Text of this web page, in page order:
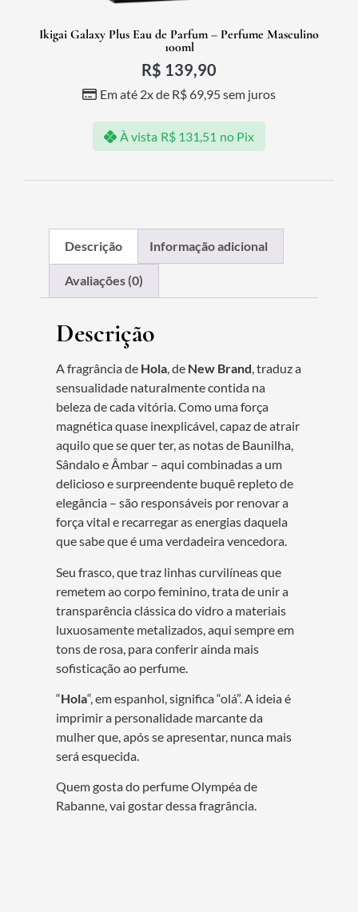
Ikigai Galaxy Plus Eau de Parfum – Perfume Masculino
100ml
R$ 139,90
Em até 2x de R$ 69,95sem juros
À vista R$ 131,51 no Pix
Descrição Informação adicional
Avaliações (0)
Descrição
A fragrância de Hola, de New Brand, traduz a
sensualidade naturalmente contida na
beleza de cada vitória. Como uma força
magnética quase inexplicável, capaz de atrair
aquilo que se quer ter, as notas de Baunilha,
Sândalo e Âmbar – aqui combinadas a um
delicioso e surpreendente buquê repleto de
elegância – são responsáveis por renovar a
força vital e recarregar as energias daquela
que sabe que é uma verdadeira vencedora.
Seu frasco, que traz linhas curvilíneas que
remetem ao corpo feminino, trata de unir a
transparência clássica do vidro a materiais
luxuosamente metalizados, aqui sempre em
tons de rosa, para conferir ainda mais
sofisticação ao perfume.
“Hola“, em espanhol, significa “olá”. A ideia é
imprimir a personalidade marcante da
mulher que, após se apresentar, nunca mais
será esquecida.
Quem gosta do perfume Olympéa de
Rabanne, vai gostar dessa fragrância.